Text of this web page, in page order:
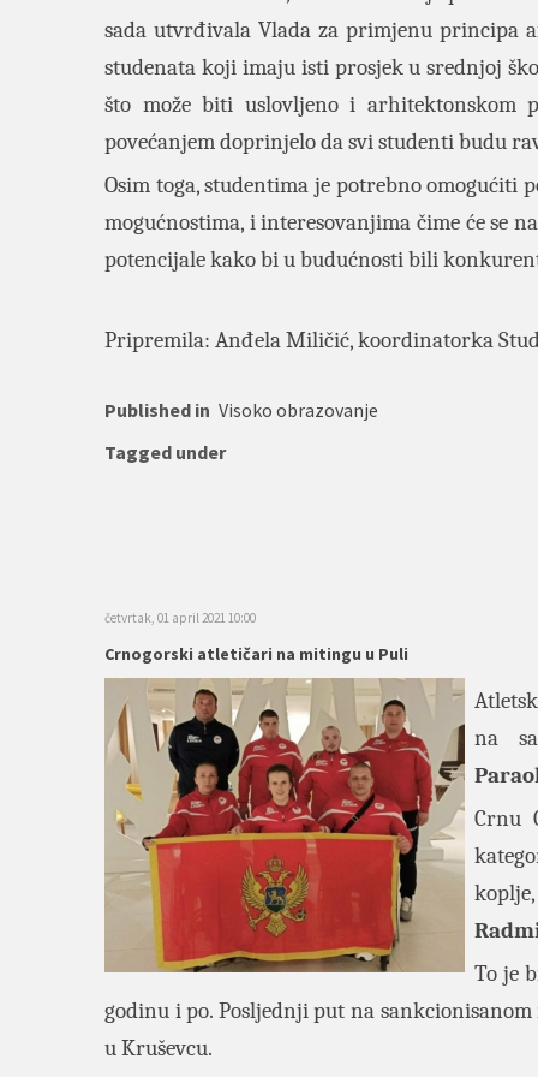
sada utvrđivala Vlada za primjenu principa
studenata koji imaju isti prosjek u srednjoj
što može biti uslovljeno i arhitektonskom
povećanjem doprinjelo da svi studenti budu
Osim toga, studentima je potrebno omogućiti
mogućnostima, i interesovanjima čime će se
potencijale kako bi u budućnosti bili
Pripremila: Anđela Miličić, koordinatorka
Published in Visoko obrazovanje
Tagged under
četvrtak, 01 april 2021 10:00
Crnogorski atletičari na mitingu u Puli
na
Crnu
To je
godinu i po. Posljednji put na
u Kruševcu.